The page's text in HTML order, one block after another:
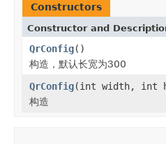
Constructors
Constructor and
QrConfig()
构造，默认长宽为300
QrConfig(int width, int
构造